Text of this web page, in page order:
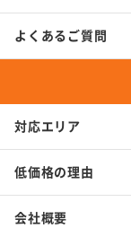
よくあるご質問
対応エリア
低価格の理由
会社概要